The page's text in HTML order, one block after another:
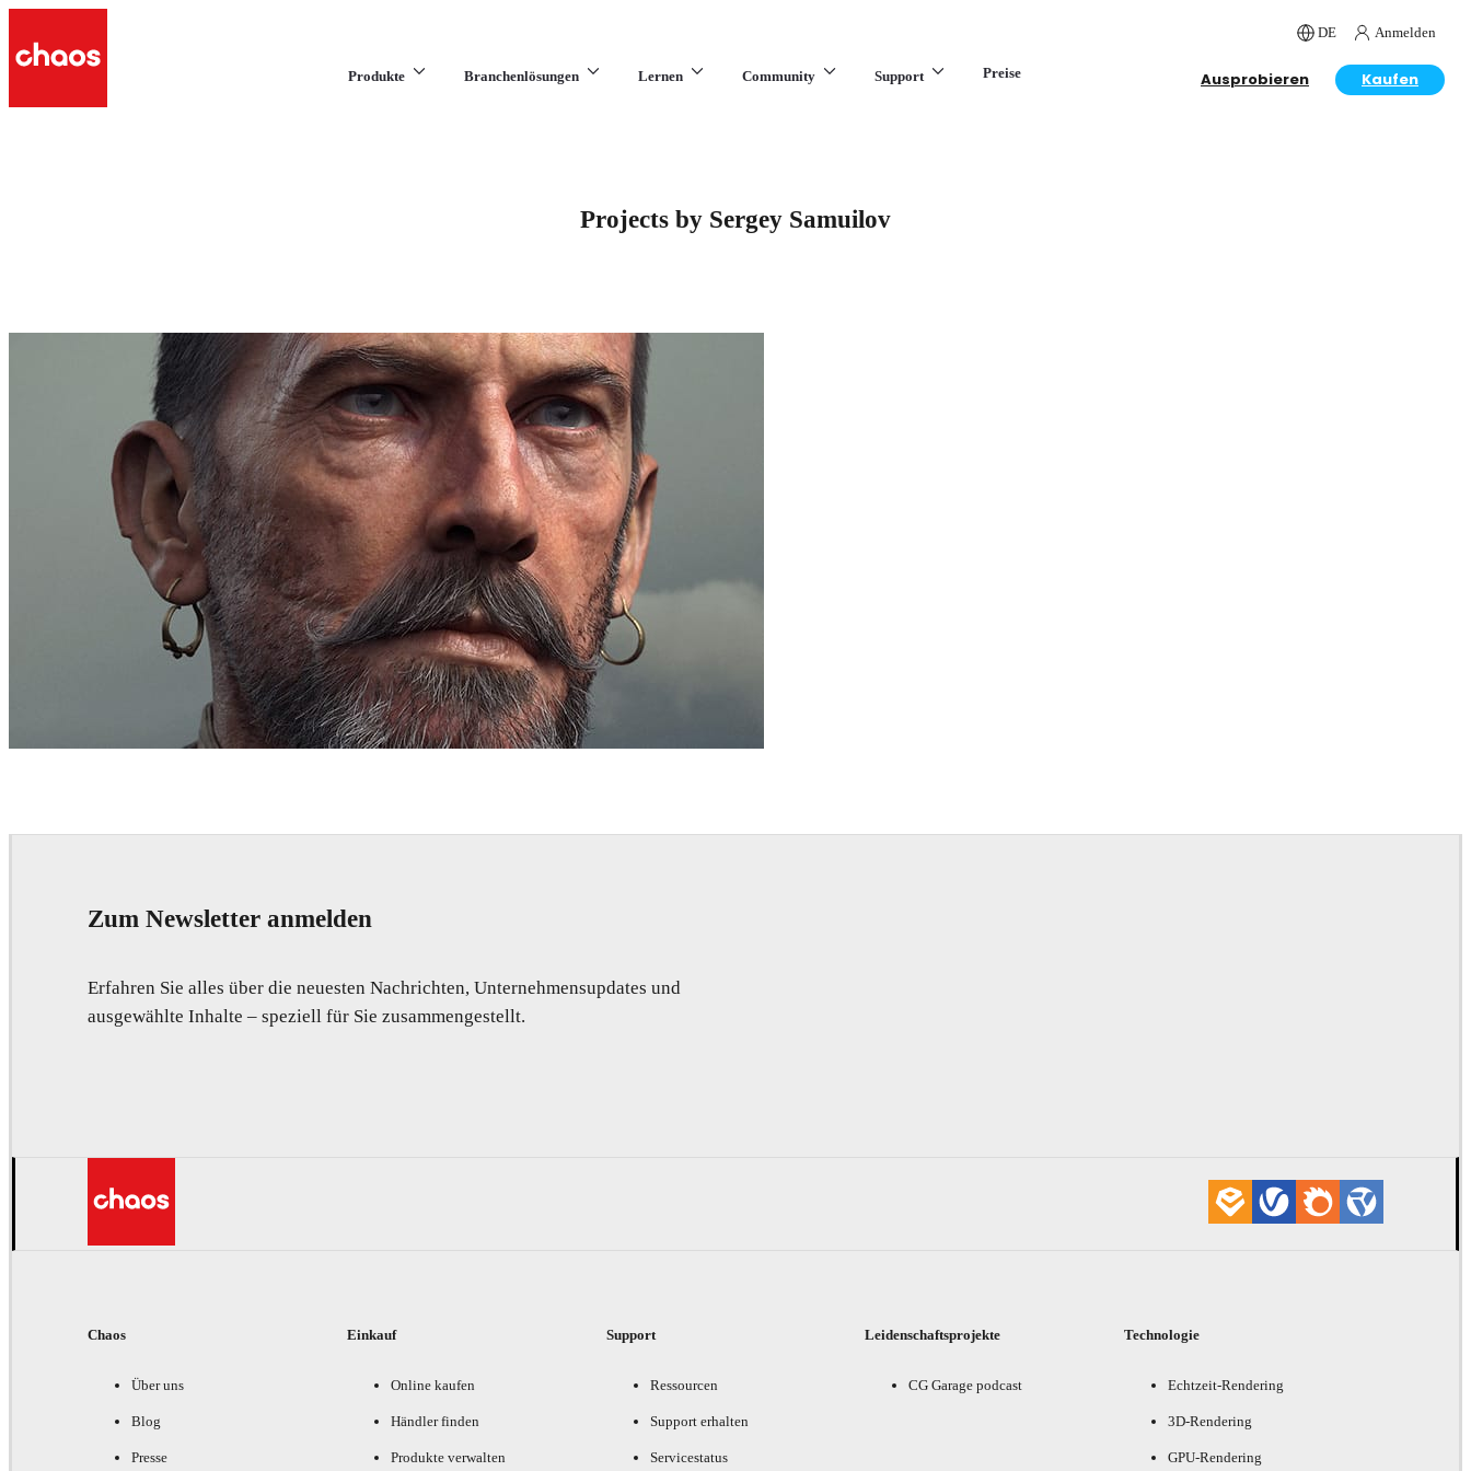
DE Anmelden
Produkte Branchenlösungen Lernen Community Support Preise Ausprobieren Kaufen
Projects by Sergey Samuilov
Zum Newsletter anmelden
Erfahren Sie alles über die neuesten Nachrichten, Unternehmensupdates und
ausgewählte Inhalte – speziell für Sie zusammengestellt.
Chaos
Über uns
Blog
Presse
Einkauf
Online kaufen
Händler finden
Produkte verwalten
Support
Ressourcen
Support erhalten
Servicestatus
Leidenschaftsprojekte
CG Garage podcast
Technologie
Echtzeit-Rendering
3D-Rendering
GPU-Rendering